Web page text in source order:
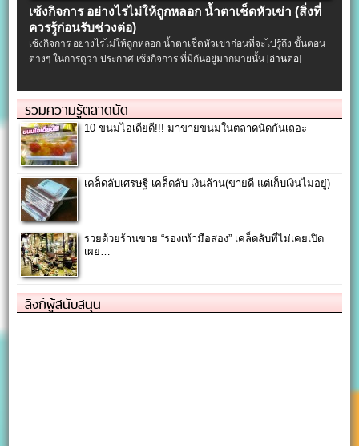
เซ้งกิจการ อย่างไรไม่ให้ถูกหลอก น้ำตาเช็ดหัวเข่า (สิ่งที่
ควรรู้ก่อนรับช่วงต่อ)
เซ้งกิจการ อย่างไรไม่ให้ถูกหลอก น้ำตาเช็ดหัวเข่าก่อนที่จะไปรู้ถึง ขั้นตอน
ต่างๆ ในการดูว่า ประกาศ เซ้งกิจการ ที่มีกันอยู่มากมายนั้น[อ่านต่อ]
รวมความรู้ตลาดนัด
10 ขนมไอเดียดี!!! มาขายขนมในตลาดนัดกันเถอะ
เคล็ดลับเศรษฐี เคล็ดลับ เงินล้าน(ขายดี แต่เก็บเงินไม่อยู่)
รวยด้วยร้านขาย “รองเท้ามือสอง” เคล็ดลับที่ไม่เคยเปิด
เผย…
ลิงก์ผู้สนับสนุน